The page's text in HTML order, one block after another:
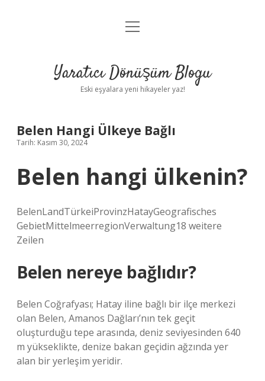
Anasayfa
Yasal Uyarı
menüyü
Yaratıcı Dönüşüm Blogu
Eski eşyalara yeni hikayeler yaz!
Belen Hangi Ülkeye Bağlı
Tarih: Kasım 30, 2024
Belen hangi ülkenin?
BelenLandTürkeiProvinzHatayGeografisches
GebietMittelmeerregionVerwaltung18 weitere
Zeilen
Belen nereye bağlıdır?
Belen Coğrafyası; Hatay iline bağlı bir ilçe merkezi
olan Belen, Amanos Dağları’nın tek geçit
oluşturduğu tepe arasında, deniz seviyesinden 640
m yükseklikte, denize bakan geçidin ağzında yer
alan bir yerleşim yeridir.